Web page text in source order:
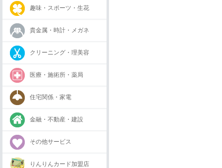
趣味・スポーツ・生花
貴金属・時計・メガネ
クリーニング・理美容
医療・施術所・薬局
住宅関係・家電
金融・不動産・建設
その他サービス
りんりんカード加盟店